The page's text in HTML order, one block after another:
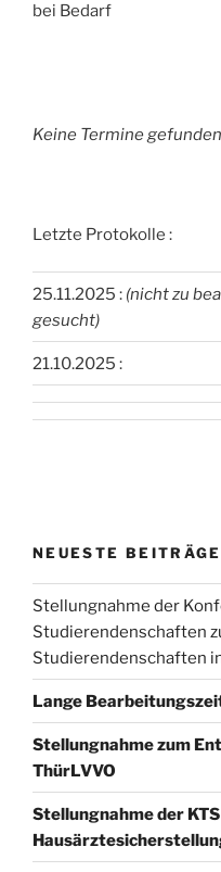
bei Bedarf
Keine Termine
Letzte Protokolle :
25.11.2025 : (nicht zu
gesucht)
21.10.2025 :
NEUESTE BEITRÄGE
Stellungnahme der
Studierendenschaften
Studierendenschaften
Lange
Stellungnahme zum
ThürLVVO
Stellungnahme der